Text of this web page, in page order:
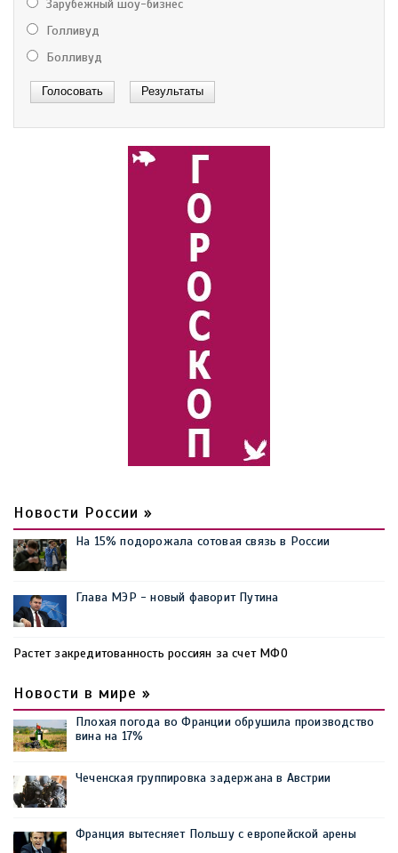
Зарубежный шоу-бизнес
Голливуд
Болливуд
Новости России »
На 15% подорожала сотовая связь в России
Глава МЭР - новый фаворит Путина
Растет закредитованность россиян за счет МФО
Новости в мире »
Плохая погода во Франции обрушила производство
вина на 17%
Чеченская группировка задержана в Австрии
Франция вытесняет Польшу с европейской арены